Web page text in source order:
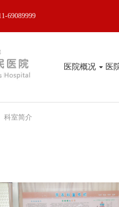
69089999
医院概况 医
科室简介